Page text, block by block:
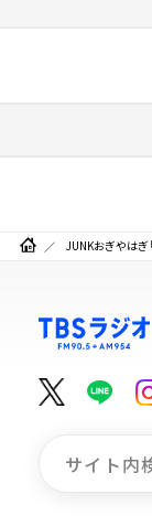
JUNKおぎやはぎ